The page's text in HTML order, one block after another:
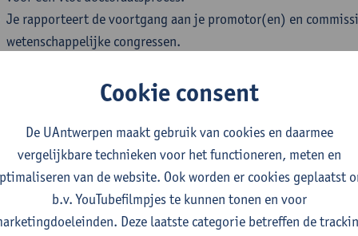
Je rapporteert de voortgang aan je promotor(en) en
wetenschappelijke congressen.
Je verdedigt je proefschrift openbaar en streeft naar
resultaten als het uiteindelijke proefschrift.
levert een ondersteunende, wetenschappelijke bijdrage aan
Centrum voor StadsgeschiedenisenAIPRIL, Antwerp
Inequality.
het projectmatig onderzoek, ben je ook verantwoordelijk
taken met betrekking tot onderwijs en/of
Geschiedenis
Cookie consent
De UAntwerpen maakt gebruik van cookies en daarmee
vergelijkbare technieken voor het functioneren, meten en
van de website. Ook worden er cookies geplaatst
b.v. YouTubefilmpjes te kunnen tonen en voor
Deze laatste categorie betreffen de